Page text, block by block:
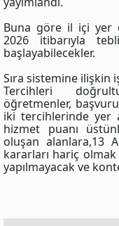
Buna göre il içi yer
2026 itibarıyla
başlayabilecekler.
Sıra sistemine ilişkin
Tercihleri
öğretmenler,
iki tercihlerinde yer
hizmet puanı
oluşan alanlara,13
kararları hariç olmak
yapılmayacak ve